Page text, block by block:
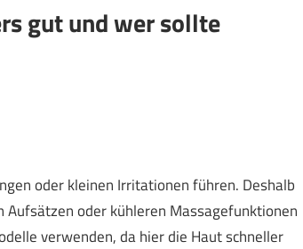
gut und wer sollte
oder kleinen Irritationen führen. Deshalb
oder kühleren Massagefunktionen
verwenden, da hier die Haut schneller